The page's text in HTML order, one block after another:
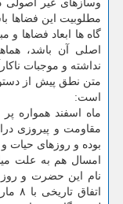
وسازهای غیر
مطلوبیت این فضاها
گاه ها ابعاد فضاها
اصلی آن باشد،
نداشته و موجبات
متن نطق پیش از
است:
ماه اسفند همواره
مقاومت و پیروزی
بوده و روزهای حیات و
امسال هم به علت
نام این حضرت و